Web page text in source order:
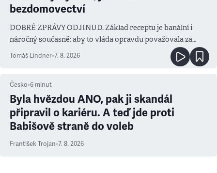
bezdomovectví
DOBRÉ ZPRÁVY ODJINUD. Základ receptu je banální i
náročný současně: aby to vláda opravdu považovala za
prioritu
Tomáš Lindner•7. 8. 2026
Česko•6 minut
Byla hvězdou ANO, pak ji skandál
připravil o kariéru. A teď jde proti
Babišově straně do voleb
František Trojan•7. 8. 2026